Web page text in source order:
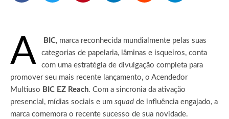
A BIC, marca reconhecida mundialmente pelas suas
categorias de papelaria, lâminas e isqueiros, conta
com uma estratégia de divulgação completa para
promover seu mais recente lançamento, o Acendedor
Multiuso BIC EZ Reach. Com a sincronia da ativação
presencial, mídias sociais e um squad de influência engajado, a
marca comemora o recente sucesso de sua novidade.